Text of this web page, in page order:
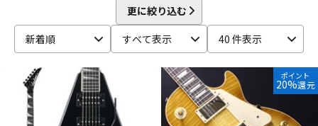
ベース ウクレレ
ドラム パーカッション
更に絞り込む
新着順
すべて表示 40 件表示
ポイント
20%還元